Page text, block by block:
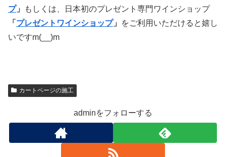
プ」
もしくは、日本初のプレゼント専門ワインショップ
「 プレゼントワインショップ」
をご利用いただけると嬉し
いですm(__)m
カートページの施工
adminをフォローする